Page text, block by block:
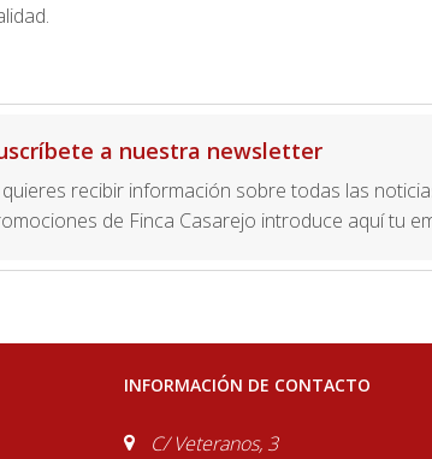
a nuestra newsletter
quieres recibir información sobre todas las
de Finca Casarejo introduce aquí tu
INFORMACIÓN DE CONTACTO
C/ Veteranos, 3